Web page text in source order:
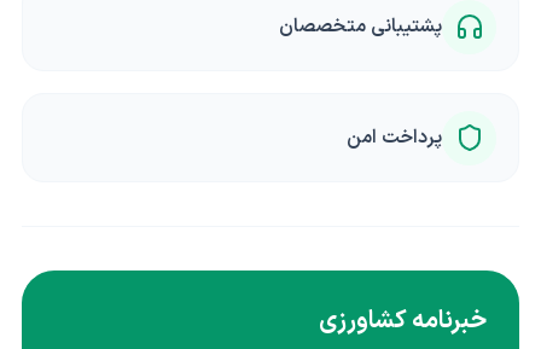
پشتیبانی متخصصان
پرداخت امن
خبرنامه کشاورزی